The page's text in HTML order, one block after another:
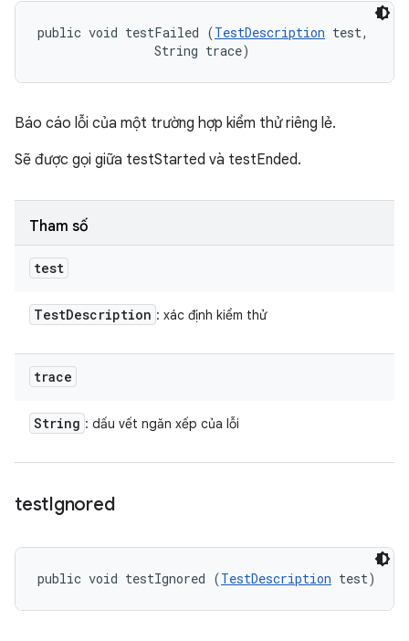
public void testFailed (TestDescription test,
                String trace)
Báo cáo lỗi của một trường hợp kiểm thử riêng lẻ.
Sẽ được gọi giữa testStarted và testEnded.
Tham số
test
TestDescription : xác định kiểm thử
trace
String : dấu vết ngăn xếp của lỗi
testIgnored
public void testIgnored (TestDescription test)